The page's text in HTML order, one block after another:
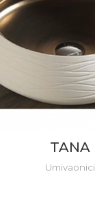
TANA
Umivaonici